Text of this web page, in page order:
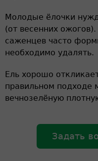
Молодые ёлочки
(от весенних
саженцев часто
необходимо удалять.
Ель хорошо
правильном подходе
вечнозелёную
Задать